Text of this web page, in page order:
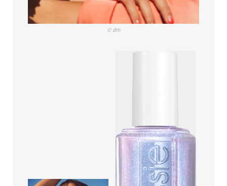
© dm